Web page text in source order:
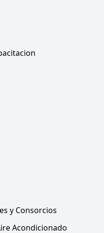
y Consorcios
Acondicionado